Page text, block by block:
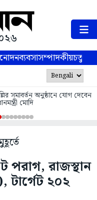
ব্যবসাসম্পাদকীয়
সমাবর্তন অনুষ্ঠানে যোগ দেবেন
মোদি
রাজস্থান
২০২